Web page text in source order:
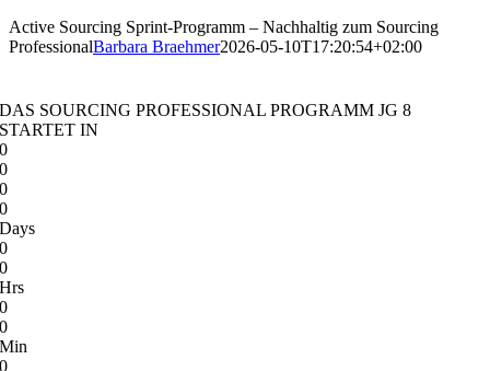
Active Sourcing Sprint-Programm – Nachhaltig zum Sourcing
ProfessionalBarbara Braehmer2026-05-10T17:20:54+02:00
DAS SOURCING PROFESSIONAL PROGRAMM JG 8
STARTET IN
0
0
0
0
Days
0
0
Hrs
0
0
Min
0